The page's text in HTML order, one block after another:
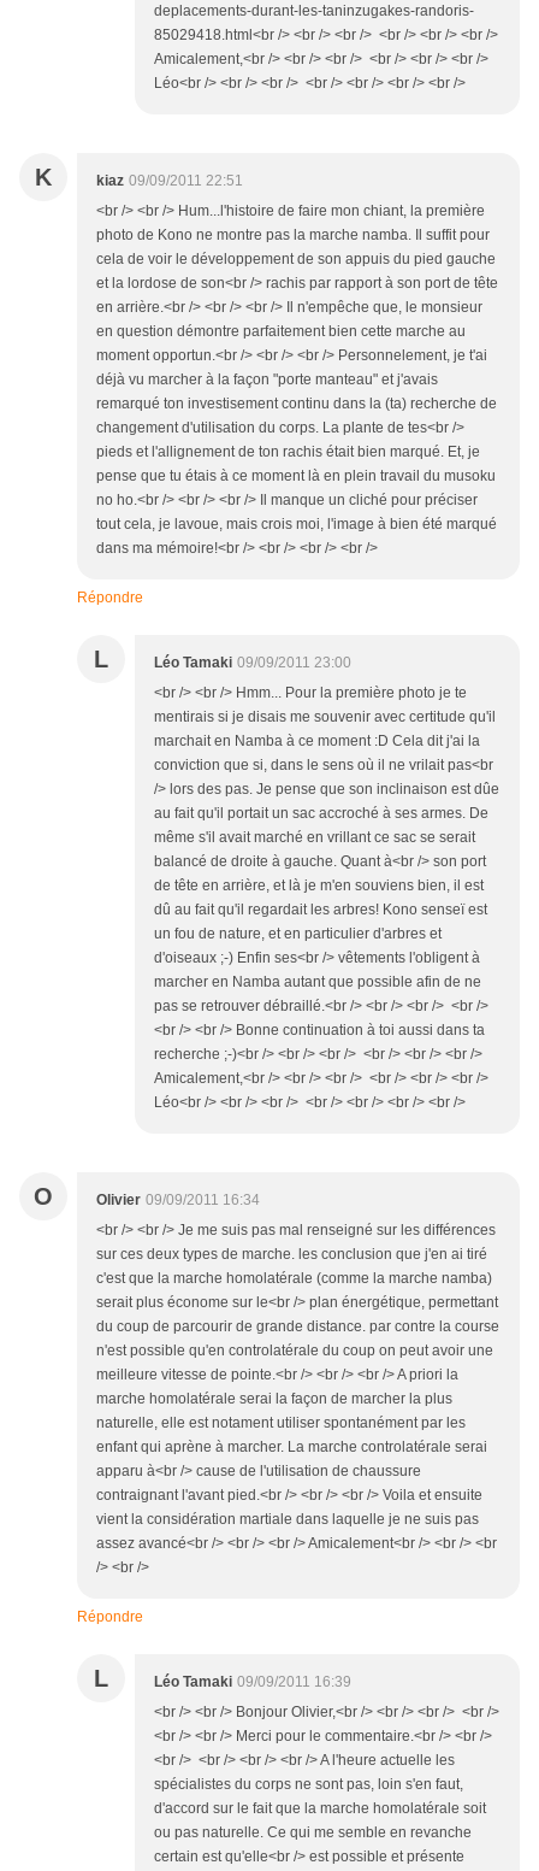
deplacements-durant-les-taninzugakes-randoris-
85029418.html<br /> <br /> <br /> <br /> <br /> <br />
Amicalement,<br /> <br /> <br /> <br /> <br /> <br />
Léo<br /> <br /> <br /> <br /> <br /> <br /> <br />
K kiaz 09/09/2011 22:51
<br /> <br /> Hum...l'histoire de faire mon chiant, la première
photo de Kono ne montre pas la marche namba. Il suffit pour
cela de voir le développement de son appuis du pied gauche
et la lordose de son<br /> rachis par rapport à son port de tête
en arrière.<br /> <br /> <br /> Il n'empêche que, le monsieur
en question démontre parfaitement bien cette marche au
moment opportun.<br /> <br /> <br /> Personnelement, je t'ai
déjà vu marcher à la façon "porte manteau" et j'avais
remarqué ton investisement continu dans la (ta) recherche de
changement d'utilisation du corps. La plante de tes<br />
pieds et l'allignement de ton rachis était bien marqué. Et, je
pense que tu étais à ce moment là en plein travail du musoku
no ho.<br /> <br /> <br /> Il manque un cliché pour préciser
tout cela, je lavoue, mais crois moi, l'image à bien été marqué
dans ma mémoire!<br /> <br /> <br /> <br />
Répondre
L Léo Tamaki 09/09/2011 23:00
<br /> <br /> Hmm... Pour la première photo je te
mentirais si je disais me souvenir avec certitude qu'il
marchait en Namba à ce moment :D Cela dit j'ai la
conviction que si, dans le sens où il ne vrilait pas<br
/> lors des pas. Je pense que son inclinaison est dûe
au fait qu'il portait un sac accroché à ses armes. De
même s'il avait marché en vrillant ce sac se serait
balancé de droite à gauche. Quant à<br /> son port
de tête en arrière, et là je m'en souviens bien, il est
dû au fait qu'il regardait les arbres! Kono senseï est
un fou de nature, et en particulier d'arbres et
d'oiseaux ;-) Enfin ses<br /> vêtements l'obligent à
marcher en Namba autant que possible afin de ne
pas se retrouver débraillé.<br /> <br /> <br /> <br />
<br /> <br /> Bonne continuation à toi aussi dans ta
recherche ;-)<br /> <br /> <br /> <br /> <br /> <br />
Amicalement,<br /> <br /> <br /> <br /> <br /> <br />
Léo<br /> <br /> <br /> <br /> <br /> <br /> <br />
O Olivier 09/09/2011 16:34
<br /> <br /> Je me suis pas mal renseigné sur les différences
sur ces deux types de marche. les conclusion que j'en ai tiré
c'est que la marche homolatérale (comme la marche namba)
serait plus économe sur le<br /> plan énergétique, permettant
du coup de parcourir de grande distance. par contre la course
n'est possible qu'en controlatérale du coup on peut avoir une
meilleure vitesse de pointe.<br /> <br /> <br /> A priori la
marche homolatérale serai la façon de marcher la plus
naturelle, elle est notament utiliser spontanément par les
enfant qui aprène à marcher. La marche controlatérale serai
apparu à<br /> cause de l'utilisation de chaussure
contraignant l'avant pied.<br /> <br /> <br /> Voila et ensuite
vient la considération martiale dans laquelle je ne suis pas
assez avancé<br /> <br /> <br /> Amicalement<br /> <br /> <br
/> <br />
Répondre
L Léo Tamaki 09/09/2011 16:39
<br /> <br /> Bonjour Olivier,<br /> <br /> <br /> <br />
<br /> <br /> Merci pour le commentaire.<br /> <br />
<br /> <br /> <br /> <br /> A l'heure actuelle les
spécialistes du corps ne sont pas, loin s'en faut,
d'accord sur le fait que la marche homolatérale soit
ou pas naturelle. Ce qui me semble en revanche
certain est qu'elle<br /> est possible et présente